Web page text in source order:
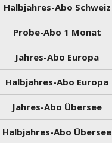
Halbjahres-Abo Schweiz
Probe-Abo 1 Monat
Jahres-Abo Europa
Halbjahres-Abo Europa
Jahres-Abo Übersee
Halbjahres-Abo Übersee